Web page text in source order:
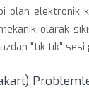
olan elektronik
olarak
"tık tık"